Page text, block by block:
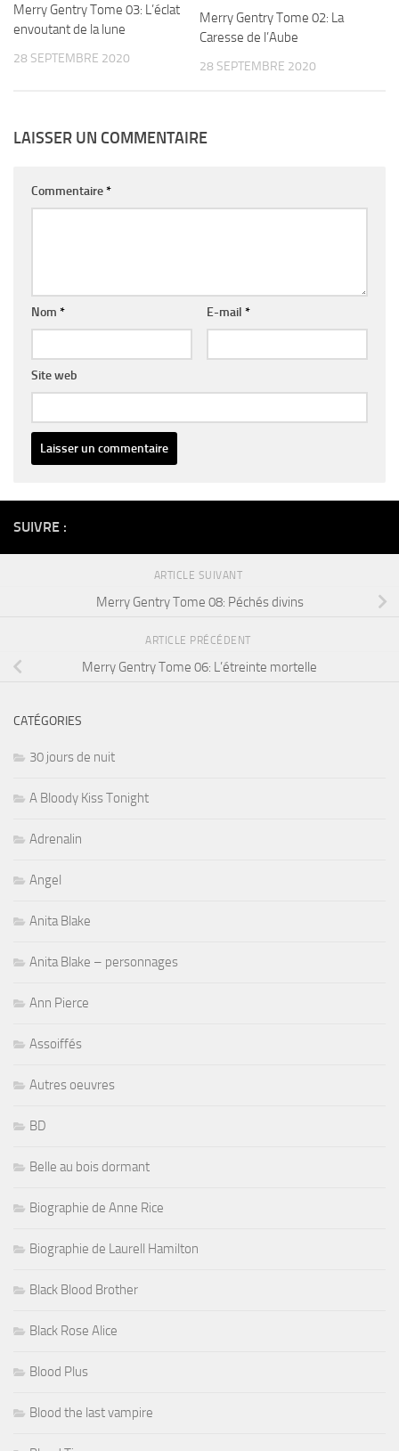
Merry Gentry Tome 03: L’éclat
envoutant de la lune
28 SEPTEMBRE 2020
Merry Gentry Tome 02: La
Caresse de l’Aube
28 SEPTEMBRE 2020
LAISSER UN COMMENTAIRE
Commentaire*
Nom * E-mail *
Site web
SUIVRE :
ARTICLE SUIVANT
Merry Gentry Tome 08: Péchés divins
ARTICLE PRÉCÉDENT
Merry Gentry Tome 06: L’étreinte mortelle
CATÉGORIES
30 jours de nuit
A Bloody Kiss Tonight
Adrenalin
Angel
Anita Blake
Anita Blake – personnages
Ann Pierce
Assoiffés
Autres oeuvres
BD
Belle au bois dormant
Biographie de Anne Rice
Biographie de Laurell Hamilton
Black Blood Brother
Black Rose Alice
Blood Plus
Blood the last vampire